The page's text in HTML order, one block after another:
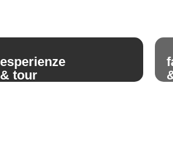
esperienze
& tour